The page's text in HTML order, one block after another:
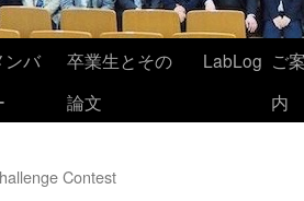
ンバ
卒業生とその
論文
LabLog ご
内
Contest